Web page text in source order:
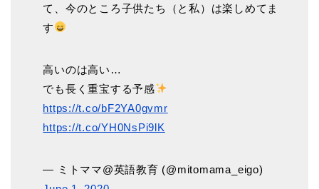
て、今のところ子供たち（と私）は楽しめてま
す
高いのは高い…
でも長く重宝する予感
https://t.co/bF2YA0gvmr
https://t.co/YH0NsPi9lK
— ミトママ@英語教育 (@mitomama_eigo)